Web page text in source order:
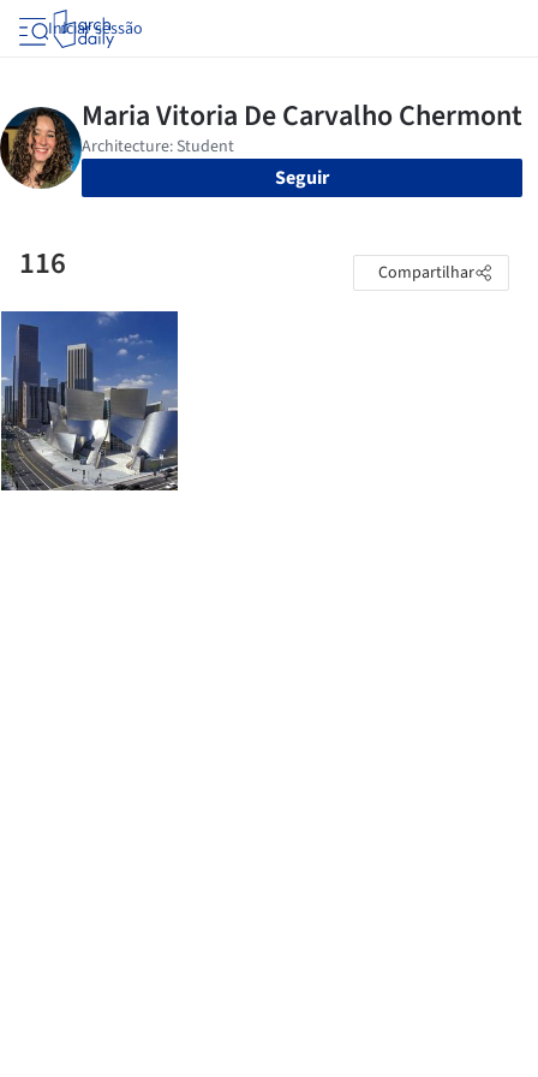
Iniciar sessão
Seguir
116 Compartilhar